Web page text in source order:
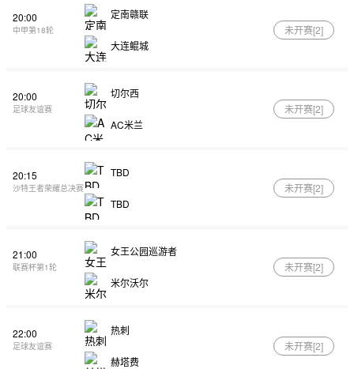
20:00
中甲第18轮
定南赣联
大连鲲城
未开赛[2]
20:00
足球友谊赛
切尔西
AC米兰
未开赛[2]
20:15
沙特王者荣耀总决赛
TBD
TBD
未开赛[2]
21:00
联赛杯第1轮
女王公园巡游者
米尔沃尔
未开赛[2]
22:00
足球友谊赛
热刺
赫塔费
未开赛[2]